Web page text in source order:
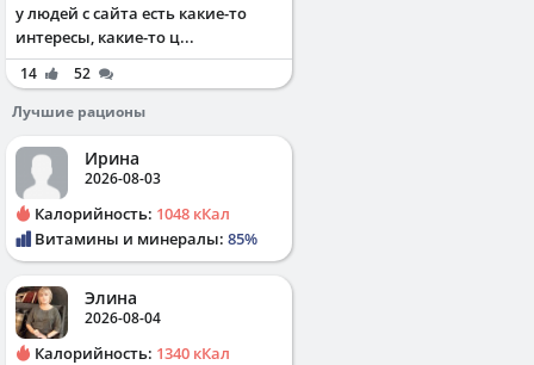
у людей с сайта есть какие-то
интересы, какие-то ц...
14
52
Лучшие рационы
Ирина
2026-08-03
Калорийность: 1048 кКал
Витамины и минералы: 85%
Элина
2026-08-04
Калорийность: 1340 кКал